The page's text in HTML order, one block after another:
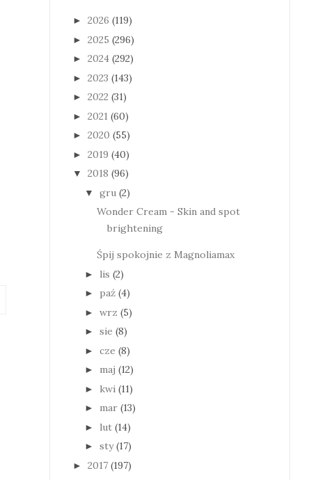
► 2026 (119)
► 2025 (296)
► 2024 (292)
► 2023 (143)
► 2022 (31)
► 2021 (60)
► 2020 (55)
► 2019 (40)
▼ 2018 (96)
▼ gru (2)
Wonder Cream - Skin and spot
brightening
Śpij spokojnie z Magnoliamax
► lis (2)
► paź (4)
► wrz (5)
► sie (8)
► cze (8)
► maj (12)
► kwi (11)
► mar (13)
► lut (14)
► sty (17)
► 2017 (197)